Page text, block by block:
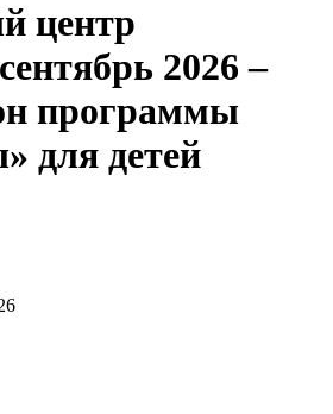
центр
2026 –
программы
для детей